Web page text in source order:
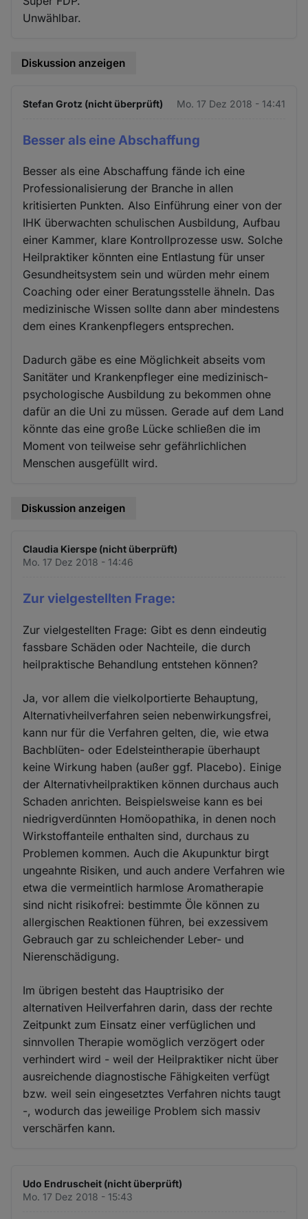
Unwählbar.
Diskussion anzeigen
Stefan Grotz (nicht überprüft) Mo. 17 Dez 2018 - 14:41
Besser als eine Abschaffung
Besser als eine Abschaffung fände ich eine
Professionalisierung der Branche in allen
kritisierten Punkten. Also Einführung einer von der
IHK überwachten schulischen Ausbildung, Aufbau
einer Kammer, klare Kontrollprozesse usw. Solche
Heilpraktiker könnten eine Entlastung für unser
Gesundheitsystem sein und würden mehr einem
Coaching oder einer Beratungsstelle ähneln. Das
medizinische Wissen sollte dann aber mindestens
dem eines Krankenpflegers entsprechen.
Dadurch gäbe es eine Möglichkeit abseits vom
Sanitäter und Krankenpfleger eine medizinisch-
psychologische Ausbildung zu bekommen ohne
dafür an die Uni zu müssen. Gerade auf dem Land
könnte das eine große Lücke schließen die im
Moment von teilweise sehr gefährlichlichen
Menschen ausgefüllt wird.
Diskussion anzeigen
Claudia Kierspe (nicht überprüft)
Mo. 17 Dez 2018 - 14:46
Zur vielgestellten Frage:
Zur vielgestellten Frage: Gibt es denn eindeutig
fassbare Schäden oder Nachteile, die durch
heilpraktische Behandlung entstehen können?
Ja, vor allem die vielkolportierte Behauptung,
Alternativheilverfahren seien nebenwirkungsfrei,
kann nur für die Verfahren gelten, die, wie etwa
Bachblüten- oder Edelsteintherapie überhaupt
keine Wirkung haben (außer ggf. Placebo). Einige
der Alternativheilpraktiken können durchaus auch
Schaden anrichten. Beispielsweise kann es bei
niedrigverdünnten Homöopathika, in denen noch
Wirkstoffanteile enthalten sind, durchaus zu
Problemen kommen. Auch die Akupunktur birgt
ungeahnte Risiken, und auch andere Verfahren wie
etwa die vermeintlich harmlose Aromatherapie
sind nicht risikofrei: bestimmte Öle können zu
allergischen Reaktionen führen, bei exzessivem
Gebrauch gar zu schleichender Leber- und
Nierenschädigung.
Im übrigen besteht das Hauptrisiko der
alternativen Heilverfahren darin, dass der rechte
Zeitpunkt zum Einsatz einer verfüglichen und
sinnvollen Therapie womöglich verzögert oder
verhindert wird - weil der Heilpraktiker nicht über
ausreichende diagnostische Fähigkeiten verfügt
bzw. weil sein eingesetztes Verfahren nichts taugt
-, wodurch das jeweilige Problem sich massiv
verschärfen kann.
Udo Endruscheit (nicht überprüft)
Mo. 17 Dez 2018 - 15:43